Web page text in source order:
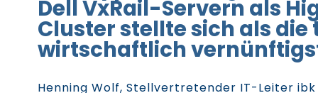
Dell VxRail-Servern als
Cluster stellte sich als
wirtschaftlich
Henning Wolf, Stellvertretender IT-Leiter